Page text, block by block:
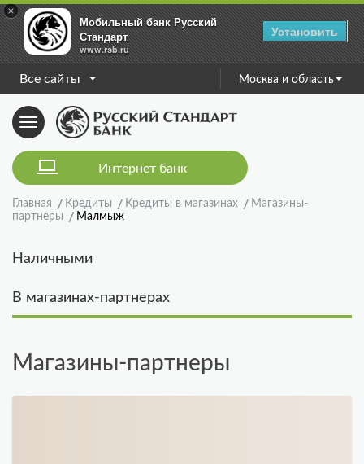
×
Мобильный банк Русский
Стандарт
www.rsb.ru
Установить
Все сайты Москва и область
Toggle
navigation
Интернет банк
Главная Кредиты Кредиты в магазинах
Магазины-
партнеры
Малмыж
Наличными
В магазинах-партнерах
Магазины-партнеры